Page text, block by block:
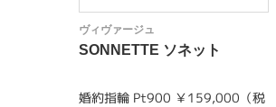
ヴィヴァージュ
SONNETTE ソネット
婚約指輪 Pt900 ￥159,000（税